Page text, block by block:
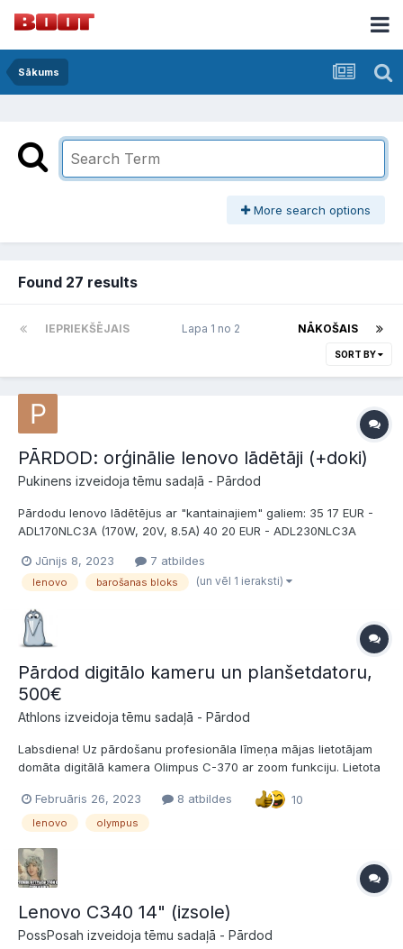
Sākums
More search options
Found 27 results
IEPRIEKŠĒJAIS NĀKOŠAIS
Lapa 1 no 2
SORT BY
PĀRDOD: orģinālie lenovo lādētāji (+doki)
Pukinens izveidoja tēmu sadaļā - Pārdod
Pārdodu lenovo lādētējus ar "kantainajiem" galiem: 35 17 EUR -
ADL170NLC3A (170W, 20V, 8.5A) 40 20 EUR - ADL230NLC3A
(ThinkPad Ultra Dock 40A2). Interesentus, lūdzu, sūtīt PM.
Piegāde ar OMNIVA, izmaksas se...
Jūnijs 8, 2023 7 atbildes
lenovo barošanas bloks (un vēl 1 ieraksti)
Pārdod digitālo kameru un planšetdatoru,
500€
Athlons izveidoja tēmu sadaļā - Pārdod
Labsdiena! Uz pārdošanu profesionāla līmeņa mājas lietotājam
domāta digitālā kamera Olimpus C-370 ar zoom funkciju. Lietota
ļaus noķert pat visašākās situācijas. Nepārspējams macro ar
fokusa attālumu sākot no 2 cm. https://ww...
Februāris 26, 2023 8 atbildes 10
lenovo olympus
Lenovo C340 14" (izsole)
PossPosah izveidoja tēmu sadaļā - Pārdod